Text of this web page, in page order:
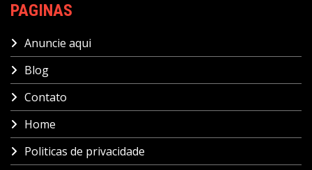
PAGINAS
Anuncie aqui
Blog
Contato
Home
Politicas de privacidade